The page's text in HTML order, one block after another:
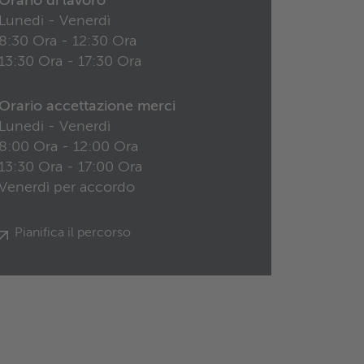
- Venerdì
Ora - 12:30 Ora
Ora - 17:30 Ora
accettazione merci
- Venerdì
Ora - 12:00 Ora
Ora - 17:00 Ora
per accordo
Pianifica il percorso